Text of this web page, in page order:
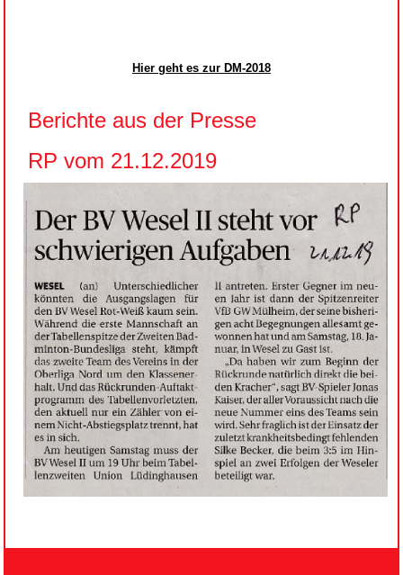
Hier geht es zur DM-2018
Berichte aus der Presse
RP vom 21.12.2019